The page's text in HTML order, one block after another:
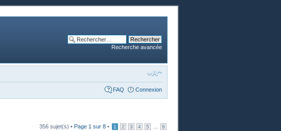
Recherche avancée
FAQ Connexion
356 sujet(s) • Page 1 sur 8 • 1 2 3 4 5 8